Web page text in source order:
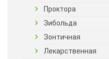
Проктора
Зибольда
Зонтичная
Лекарственная